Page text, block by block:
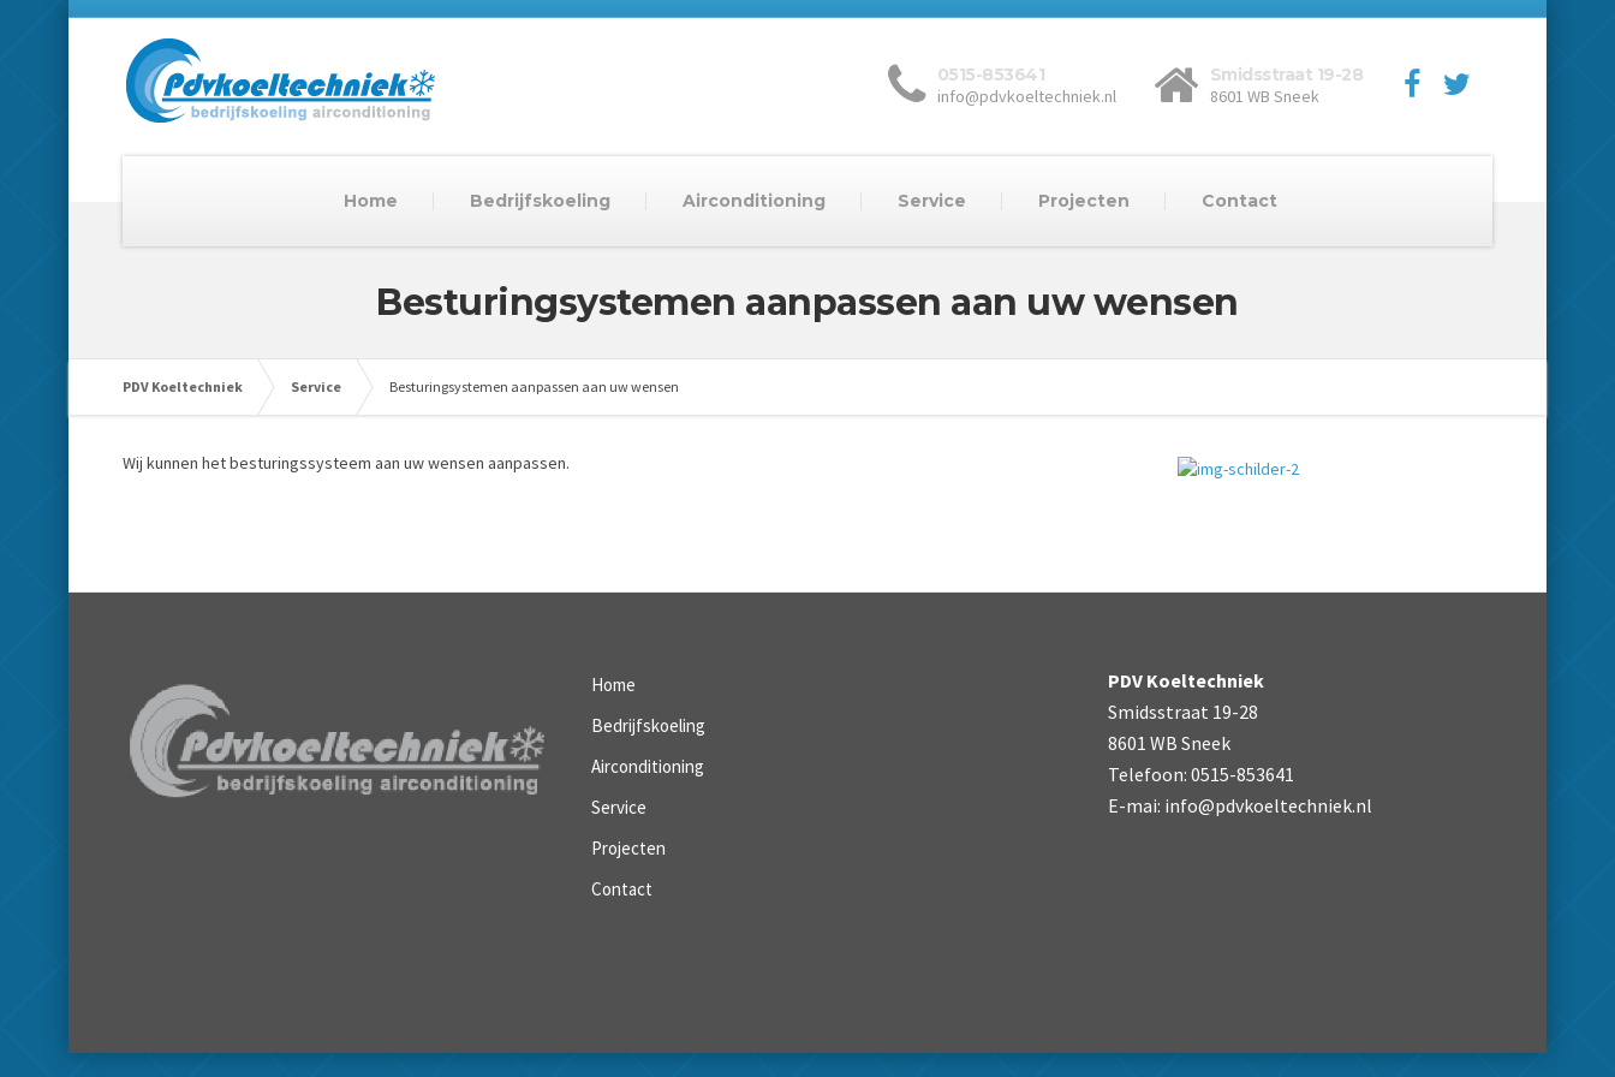
0515-853641
info@pdvkoeltechniek.nl
Smidsstraat 19-28
8601 WB Sneek
Home Bedrijfskoeling Airconditioning Service Projecten Contact
Besturingsystemen aanpassen aan uw wensen
PDV Koeltechniek Service Besturingsystemen aanpassen aan uw wensen
Wij kunnen het besturingssysteem aan uw wensen aanpassen.
Home
Bedrijfskoeling
Airconditioning
Service
Projecten
Contact
PDV Koeltechniek
Smidsstraat 19-28
8601 WB Sneek
Telefoon: 0515-853641
E-mai: info@pdvkoeltechniek.nl